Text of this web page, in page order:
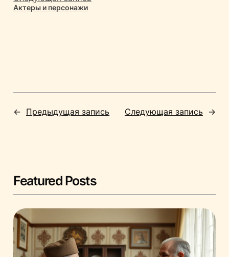
Актеры и персонажи
← Предыдущая запись Следующая запись →
Featured Posts